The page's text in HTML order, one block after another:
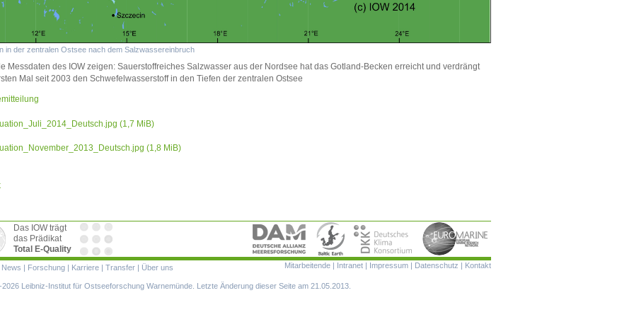
in der zentralen Ostsee nach dem Salzwassereinbruch
Messdaten des IOW zeigen: Sauerstoffreiches Salzwasser aus der Nordsee hat das Gotland-Becken erreicht und verdrängt
Mal seit 2003 den Schwefelwasserstoff in den Tiefen der zentralen Ostsee
(1,7 MiB)
(1,8 MiB)
Das IOW trägt
das Prädikat
Total E-Quality
Navigation
Mitarbeitende Intranet Impressum Datenschutz Kontakt
News Forschung Karriere Transfer Über uns
Leibniz-Institut für Ostseeforschung Warnemünde. Letzte Änderung dieser Seite am 21.05.2013.